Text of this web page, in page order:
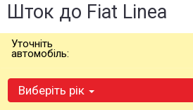
Шток до Fiat Linea
Уточніть
автомобіль:
Виберіть рік